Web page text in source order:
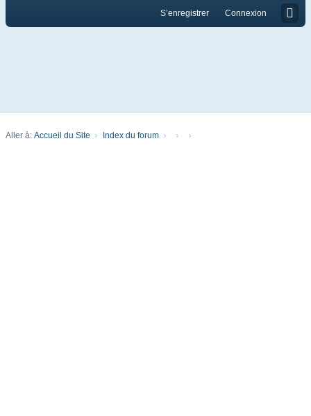
Connexion
S’enregistrer
Aller à: Accueil du Site Index du forum